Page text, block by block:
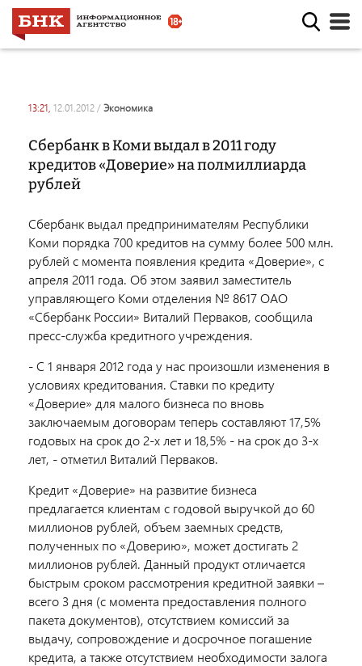
13:21, 12.01.2012 / экономика
Сбербанк в Коми выдал в 2011 году
кредитов «Доверие» на полмиллиарда
рублей
Сбербанк выдал предпринимателям Республики
Коми порядка 700 кредитов на сумму более 500 млн.
рублей с момента появления кредита «Доверие», с
апреля 2011 года. Об этом заявил заместитель
управляющего Коми отделения № 8617 ОАО
«Сбербанк России» Виталий Перваков, сообщила
пресс-служба кредитного учреждения.
- С 1 января 2012 года у нас произошли изменения в
условиях кредитования. Ставки по кредиту
«Доверие» для малого бизнеса по вновь
заключаемым договорам теперь составляют 17,5%
годовых на срок до 2-х лет и 18,5% - на срок до 3-х
лет, - отметил Виталий Перваков.
Кредит «Доверие» на развитие бизнеса
предлагается клиентам с годовой выручкой до 60
миллионов рублей, объем заемных средств,
полученных по «Доверию», может достигать 2
миллионов рублей. Данный продукт отличается
быстрым сроком рассмотрения кредитной заявки –
всего 3 дня (с момента предоставления полного
пакета документов), отсутствием комиссий за
выдачу, сопровождение и досрочное погашение
кредита, а также отсутствием необходимости залога